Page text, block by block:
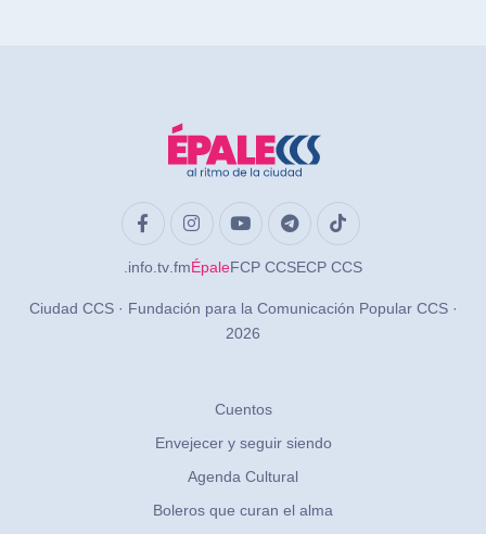
.info .tv .fmÉpaleFCP CCSECP CCS
Ciudad CCS · Fundación para la Comunicación Popular CCS ·
2026
Cuentos
Envejecer y seguir siendo
Agenda Cultural
Boleros que curan el alma